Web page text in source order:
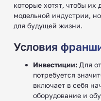
которые хотят, чтобы их
модельной индустрии,
для будущей жизни.
Условия
Инвестиции: Для
потребуется
включает в себя
оборудование и